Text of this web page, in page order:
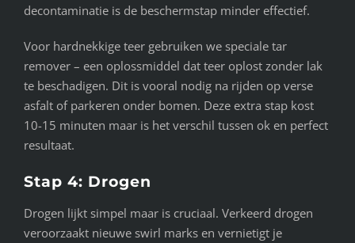
decontaminatie is de beschermstap minder effectief.
Voor hardnekkige teer gebruiken we speciale tar
remover – een oplossmiddel dat teer oplost zonder lak
te beschadigen. Dit is vooral nodig na rijden op verse
asfalt of parkeren onder bomen. Deze extra stap kost
10-15 minuten maar is het verschil tussen ok en perfect
resultaat.
Stap 4: Drogen
Drogen lijkt simpel maar is cruciaal. Verkeerd drogen
veroorzaakt nieuwe swirl marks en vernietigt je